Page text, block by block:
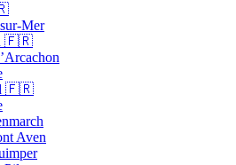
Mer
🇫🇷
🇫🇷
Aven